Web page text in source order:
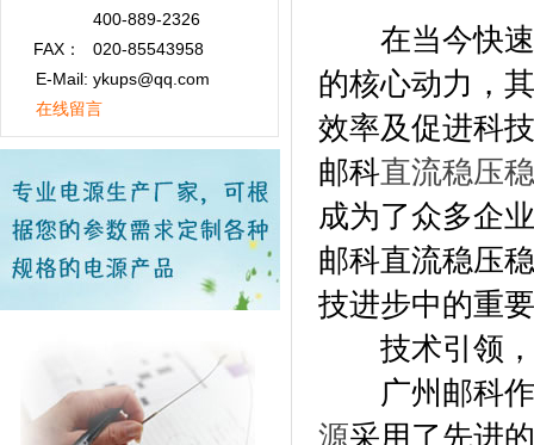
400-889-2326
FAX：
020-85543958
E-Mail: ykups@qq.com
在线留言
在当今快速
的核心动力，
效率及促进科
邮科直流稳压
成为了众多企
邮科直流稳压
技进步中的重
技术引领，
广州邮科作
源采用了先进